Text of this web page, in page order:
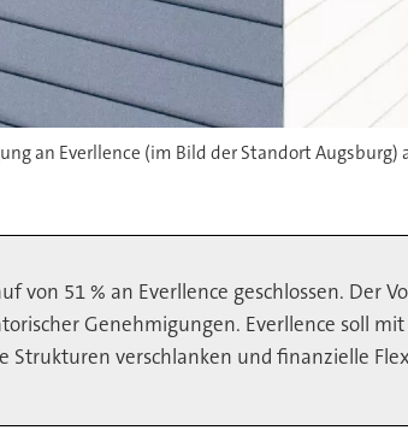
an Everllence (im Bild der Standort Augsburg)
von 51 % an Everllence geschlossen. Der
Genehmigungen. Everllence soll mit
Strukturen verschlanken und finanzielle